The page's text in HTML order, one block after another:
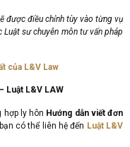
được điều chỉnh tùy vào từng vụ
sư chuyên môn tư vấn pháp
của L&V Law
Luật L&V LAW
hợp ly hôn Hướng dẫn viết đơn
có thể liên hệ đến Luật L&V